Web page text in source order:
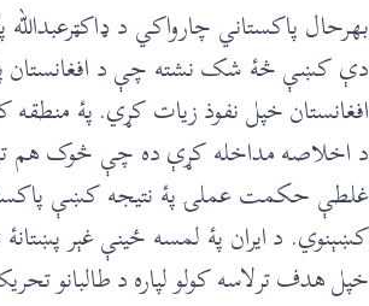
بهرحال پاکستاني چارواکي د
دې کښې څۀ شک نشته چې د افغانستان
افغانستان خپل نفوذ زيات کړي. پۀ
د اخلاصه مداخله کړې ده چې څوک هم
غلطې حکمت عملۍ پۀ نتيجه کښې
کښېنوي. د ايران پۀ لمسه ځينې غېر
خپل هدف ترلاسه کولو لپاره د طالبانو